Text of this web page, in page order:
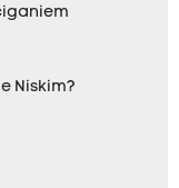
Niskim?